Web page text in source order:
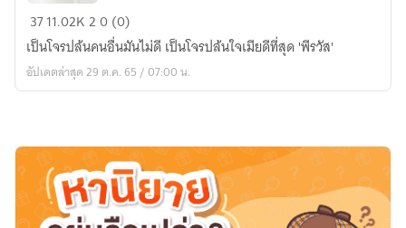
คู่
หมั้น(โจร)ปล้น
ใจ
3711.02K20 (0)
เป็นโจรปล้นคนอื่นมันไม่ดี เป็นโจรปล้นใจเมียดีที่สุด 'พีรวัส'
อัปเดตล่าสุด 29 ต.ค. 65 / 07:00 น.